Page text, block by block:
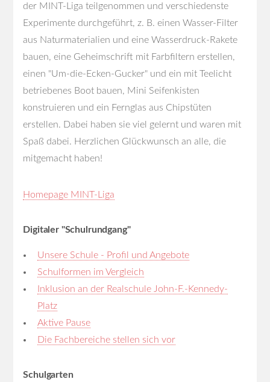
der MINT-Liga teilgenommen und verschiedenste
Experimente durchgeführt, z. B. einen Wasser-Filter
aus Naturmaterialien und eine Wasserdruck-Rakete
bauen, eine Geheimschrift mit Farbfiltern erstellen,
einen "Um-die-Ecken-Gucker" und ein mit Teelicht
betriebenes Boot bauen, Mini Seifenkisten
konstruieren und ein Fernglas aus Chipstüten
erstellen. Dabei haben sie viel gelernt und waren mit
Spaß dabei. Herzlichen Glückwunsch an alle, die
mitgemacht haben!
Homepage MINT-Liga
Digitaler "Schulrundgang"
Unsere Schule - Profil und Angebote
Schulformen im Vergleich
Inklusion an der Realschule John-F.-Kennedy-
Platz
Aktive Pause
Die Fachbereiche stellen sich vor
Schulgarten